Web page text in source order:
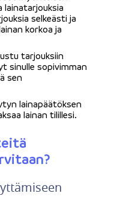
lainatarjouksia
selkeästi ja
korkoa ja
tarjouksiin
sinulle sopivimman
sen
lainapäätöksen
lainan tilillesi.